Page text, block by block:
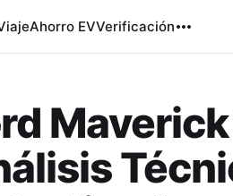
Ahorro EVVerificación